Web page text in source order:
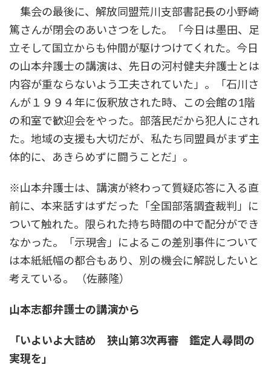
集会の最後に、解放同盟荒川支部書記長の小野崎
篤さんが閉会のあいさつをした。「今日は墨田、足
立そして国立からも仲間が駆けつけてくれた。今日
の山本弁護士の講演は、先日の河村健夫弁護士とは
内容が重ならないよう工夫されていた」。「石川さ
んが１９９４年に仮釈放された時、この会館の1階
の和室で歓迎会をやった。部落民だから犯人にされ
た。地域の支援も大切だが、私たち同盟員がまず主
体的に、あきらめずに闘うことだ」。
※山本弁護士は、講演が終わって質疑応答に入る直
前に、本来話すはずだった「全国部落調査裁判」に
ついて触れた。限られた持ち時間の中で配分ができ
なかった。「示現舎」によるこの差別事件について
は本紙紙幅の都合もあり、別の機会に解説したいと
考えている。 （佐藤隆）
山本志都弁護士の講演から
「いよいよ大詰め 狭山第3次再審 鑑定人尋問の
実現を」